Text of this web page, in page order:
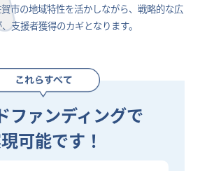
市の地域特性を活かしながら、戦略的な広
支援者獲得のカギとなります。
ファンディングで
可能です！